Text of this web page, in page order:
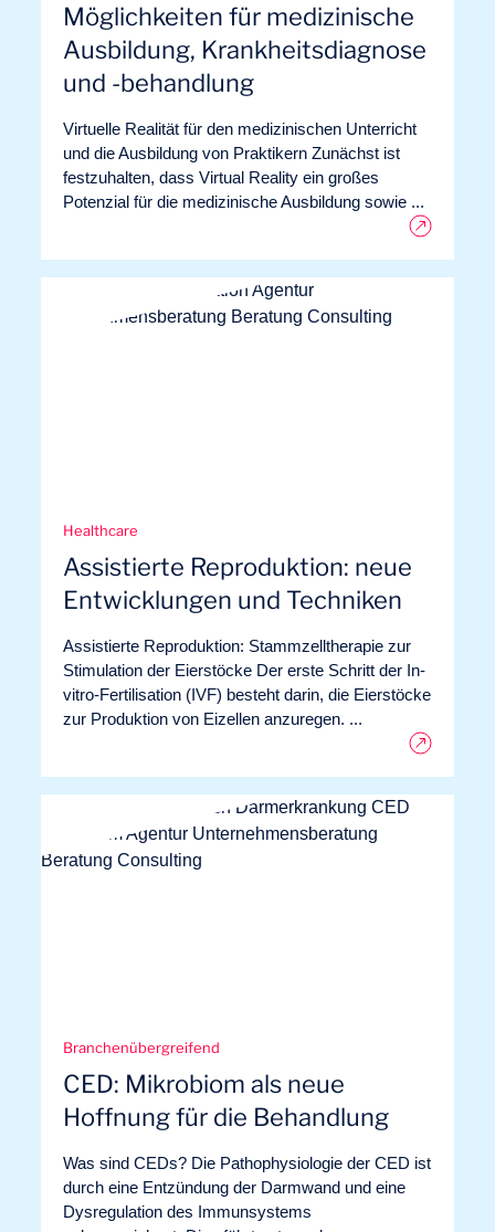
Möglichkeiten für medizinische
Ausbildung, Krankheitsdiagnose
und -behandlung
Virtuelle Realität für den medizinischen Unterricht
und die Ausbildung von Praktikern Zunächst ist
festzuhalten, dass Virtual Reality ein großes
Potenzial für die medizinische Ausbildung sowie ...
Healthcare
Assistierte Reproduktion: neue
Entwicklungen und Techniken
Assistierte Reproduktion: Stammzelltherapie zur
Stimulation der Eierstöcke Der erste Schritt der In-
vitro-Fertilisation (IVF) besteht darin, die Eierstöcke
zur Produktion von Eizellen anzuregen. ...
Branchenübergreifend
CED: Mikrobiom als neue
Hoffnung für die Behandlung
Was sind CEDs? Die Pathophysiologie der CED ist
durch eine Entzündung der Darmwand und eine
Dysregulation des Immunsystems